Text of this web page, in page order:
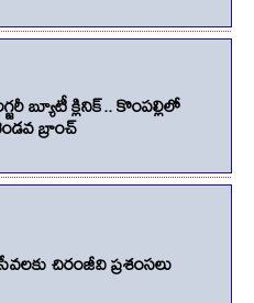
బ్యూటీ క్లినిక్.. కొంపల్లిలో
బ్రాంచ్
చిరంజీవి ప్రశంసలు